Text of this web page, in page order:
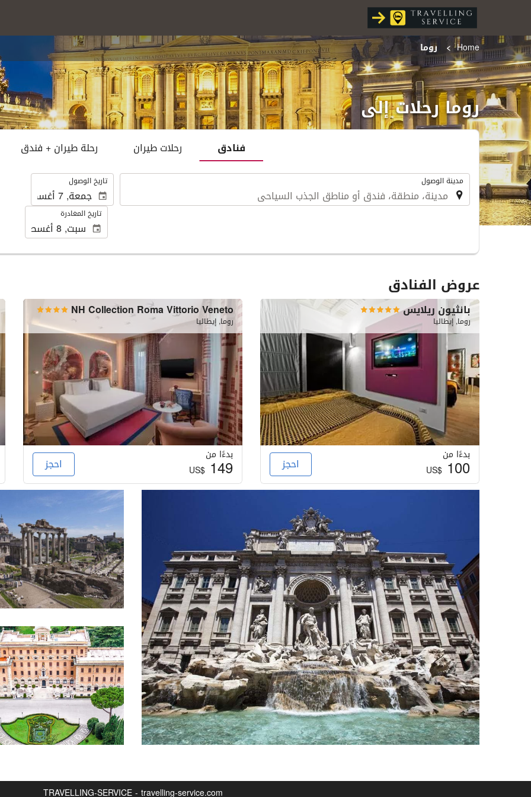
Home
روما
روما رحلات إلى
فنادق رحلات طيران رحلة طيران + فندق
. مدينة الوصول . تاريخ الوصول
تاريخ المغادرة
عروض الفنادق
بانثيون ريلايس
روما, إيطاليا
بدءًا من
US$100 احجز
NH Collection Roma Vittorio Veneto
روما, إيطاليا
بدءًا من
US$149 احجز
TRAVELLING-SERVICE - travelling-service.com